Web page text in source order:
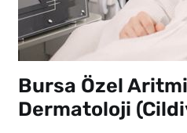
Bursa Özel
Dermatoloji